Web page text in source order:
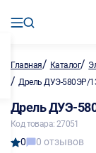
Главная/ Каталог/
/ Дрель ДУЭ-580ЭР/
Дрель ДУЭ-
Код товара: 27051
0 0 отзывов